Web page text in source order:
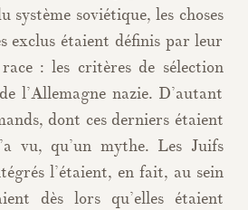
système soviétique, les choses
exclus étaient définis par leur
: les critères de sélection
l’Allemagne nazie. D’autant
dont ces derniers étaient
vu, qu’un mythe. Les Juifs
l’étaient, en fait, au sein
dès lors qu’elles étaient